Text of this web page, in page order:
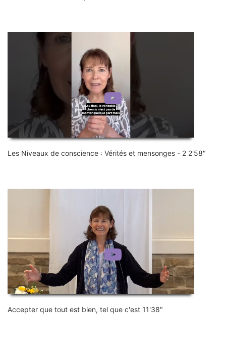
Les Niveaux de conscience : Vérités et mensonges - 2 2'58"
Accepter que tout est bien, tel que c'est 11'38"